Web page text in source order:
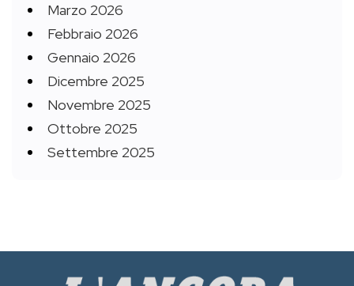
Marzo 2026
Febbraio 2026
Gennaio 2026
Dicembre 2025
Novembre 2025
Ottobre 2025
Settembre 2025